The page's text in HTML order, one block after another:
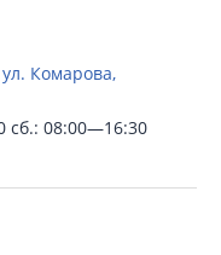
ул. Комарова,
сб.: 08:00—16:30